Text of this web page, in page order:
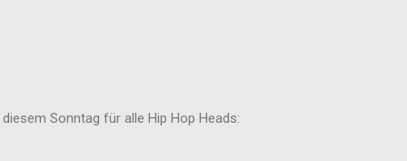
Sonntag für alle Hip Hop Heads: